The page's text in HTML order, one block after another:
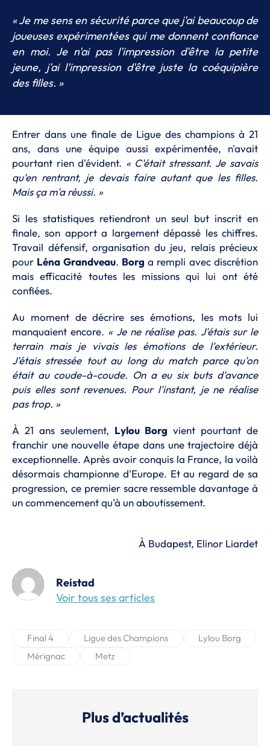
« Je me sens en sécurité parce que j'ai beaucoup de
joueuses expérimentées qui me donnent confiance
en moi. Je n'ai pas l'impression d'être la petite
jeune, j'ai l'impression d'être juste la coéquipière
des filles. »
Entrer dans une finale de Ligue des champions à 21
ans, dans une équipe aussi expérimentée, n'avait
pourtant rien d'évident. « C'était stressant. Je savais
qu'en rentrant, je devais faire autant que les filles.
Mais ça m'a réussi. »
Si les statistiques retiendront un seul but inscrit en
finale, son apport a largement dépassé les chiffres.
Travail défensif, organisation du jeu, relais précieux
pour Léna Grandveau. Borg a rempli avec discrétion
mais efficacité toutes les missions qui lui ont été
confiées.
Au moment de décrire ses émotions, les mots lui
manquaient encore. « Je ne réalise pas. J'étais sur le
terrain mais je vivais les émotions de l'extérieur.
J'étais stressée tout au long du match parce qu'on
était au coude-à-coude. On a eu six buts d'avance
puis elles sont revenues. Pour l'instant, je ne réalise
pas trop. »
À 21 ans seulement, Lylou Borg vient pourtant de
franchir une nouvelle étape dans une trajectoire déjà
exceptionnelle. Après avoir conquis la France, la voilà
désormais championne d'Europe. Et au regard de sa
progression, ce premier sacre ressemble davantage à
un commencement qu'à un aboutissement.
À Budapest, Elinor Liardet
Reistad
Voir tous ses articles
Final 4 Ligue des Champions
Lylou Borg
Mérignac
Metz
Plus d’actualités